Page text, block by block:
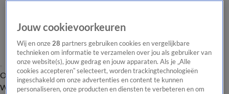
Overzicht Onze programma's Uitzendingen Onze gezichten
In de
WandelgangenInterviewsUitzending
Jouw cookievoorkeuren
Wij en onze28 partners gebruiken cookies en vergelijkbare
technieken om informatie te verzamelen over jou als gebruiker van
onze website(s), jouw gedrag en jouw apparaten. Als je „Alle
cookies accepteren” selecteert, worden trackingtechnologieën
ingeschakeld om onze advertenties en content te kunnen
personaliseren, onze producten en diensten te verbeteren en om